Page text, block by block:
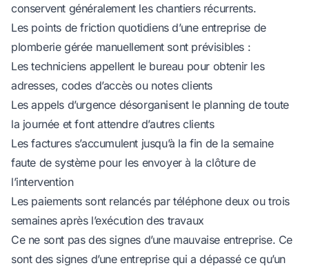
conservent généralement les chantiers récurrents.
Les points de friction quotidiens d’une entreprise de
plomberie gérée manuellement sont prévisibles :
Les techniciens appellent le bureau pour obtenir les
adresses, codes d’accès ou notes clients
Les appels d’urgence désorganisent le planning de toute
la journée et font attendre d’autres clients
Les factures s’accumulent jusqu’à la fin de la semaine
faute de système pour les envoyer à la clôture de
l’intervention
Les paiements sont relancés par téléphone deux ou trois
semaines après l’exécution des travaux
Ce ne sont pas des signes d’une mauvaise entreprise. Ce
sont des signes d’une entreprise qui a dépassé ce qu’un